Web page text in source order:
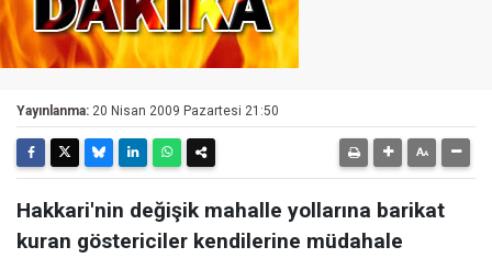
Yayınlanma: 20 Nisan 2009 Pazartesi 21:50
Hakkari'nin değişik mahalle yollarına barikat
kuran göstericiler kendilerine müdahale